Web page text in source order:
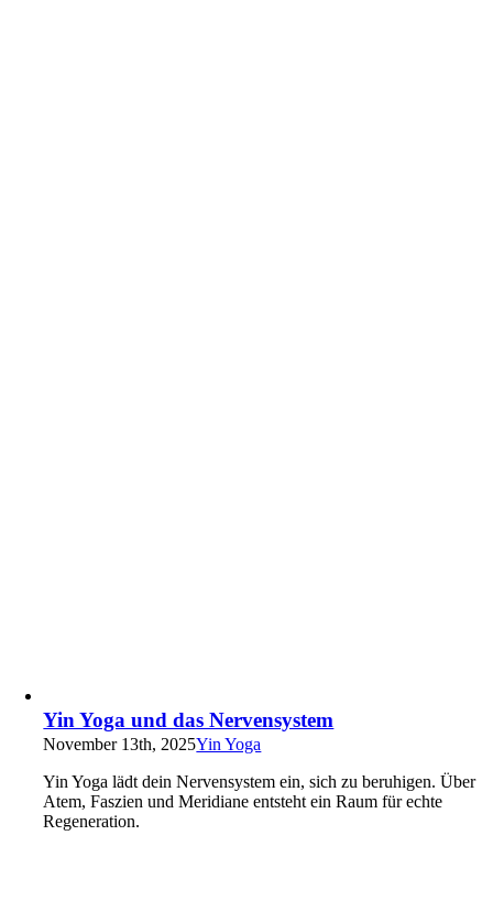
Yin Yoga und das Nervensystem
November 13th, 2025Yin Yoga
Yin Yoga lädt dein Nervensystem ein, sich zu beruhigen. Über
Atem, Faszien und Meridiane entsteht ein Raum für echte
Regeneration.